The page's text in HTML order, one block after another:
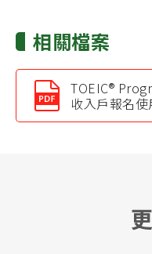
相關檔案
TOEIC®
收入戶報名使